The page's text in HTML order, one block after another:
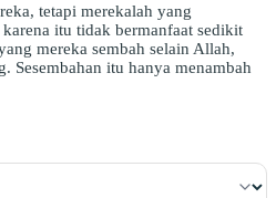
tetapi merekalah yang
itu tidak bermanfaat sedikit
mereka sembah selain Allah,
Sesembahan itu hanya menambah